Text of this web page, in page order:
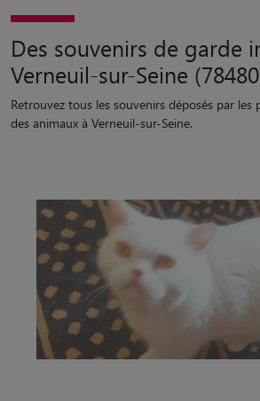
Des souvenirs de garde
Verneuil-sur-Seine
Retrouvez tous les souvenirs déposés par
des animaux à Verneuil-sur-Seine.